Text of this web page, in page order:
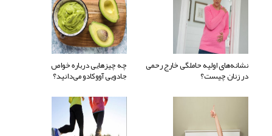
نشانه‌های اولیه حاملگی خارج رحمی
در زنان چیست؟
چه چیزهایی درباره خواص
جادویی آووکادو می‌دانید؟